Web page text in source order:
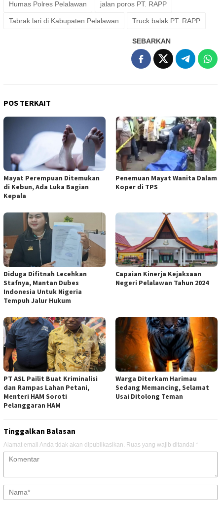
Humas Polres Pelalawan jalan poros PT. RAPP
Tabrak lari di Kabupaten Pelalawan Truck balak PT. RAPP
SEBARKAN
POS TERKAIT
Mayat Perempuan Ditemukan
di Kebun, Ada Luka Bagian
Kepala
Penemuan Mayat Wanita Dalam
Koper di TPS
Diduga Difitnah Lecehkan
Stafnya, Mantan Dubes
Indonesia Untuk Nigeria
Tempuh Jalur Hukum
Capaian Kinerja Kejaksaan
Negeri Pelalawan Tahun 2024
PT ASL Pailit Buat Kriminalisi
dan Rampas Lahan Petani,
Menteri HAM Soroti
Pelanggaran HAM
Warga Diterkam Harimau
Sedang Memancing, Selamat
Usai Ditolong Teman
Tinggalkan Balasan
Alamat email Anda tidak akan dipublikasikan. Ruas yang wajib ditandai *